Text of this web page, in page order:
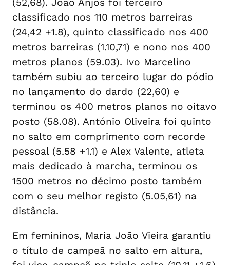
classificado nos 110 metros barreiras
(24,42 +1.8), quinto classificado nos 400
metros barreiras (1.10,71) e nono nos 400
metros planos (59.03). Ivo Marcelino
também subiu ao terceiro lugar do pódio
no lançamento do dardo (22,60) e
terminou os 400 metros planos no oitavo
posto (58.08). António Oliveira foi quinto
no salto em comprimento com recorde
pessoal (5.58 +1.1) e Alex Valente, atleta
mais dedicado à marcha, terminou os
1500 metros no décimo posto também
com o seu melhor registo (5.05,61) na
distância.
Em femininos, Maria João Vieira garantiu
o título de campeã no salto em altura,